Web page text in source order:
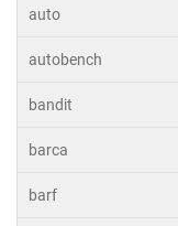
auto
autobench
bandit
barca
barf